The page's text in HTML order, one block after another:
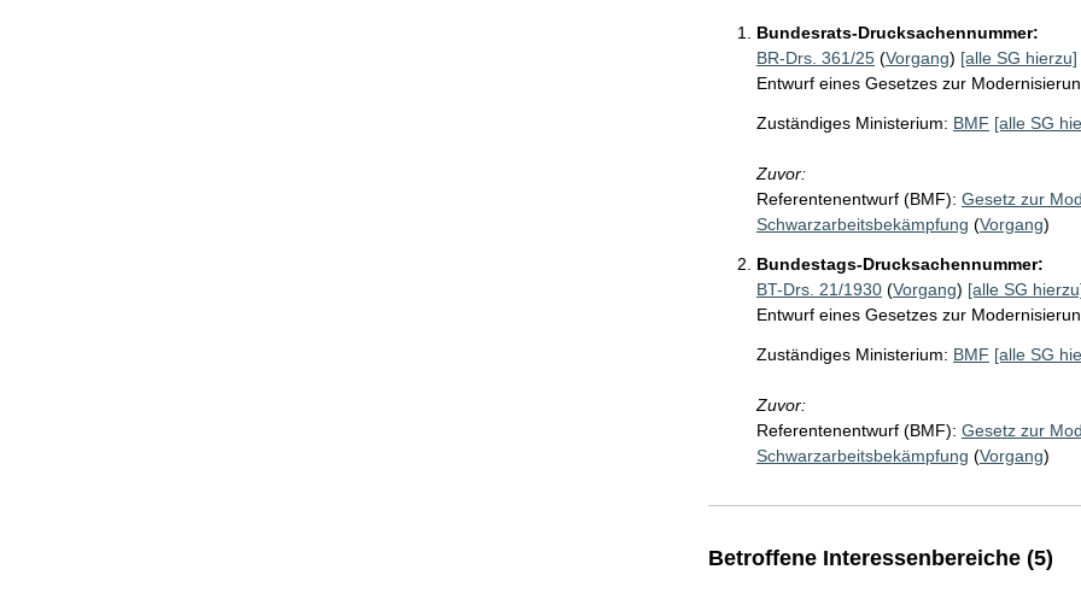
Bundesrats-Drucksachennummer:
BR-Drs. 361/25(Vorgang) [alle SG hierzu]
Entwurf eines Gesetzes zur
Zuständiges Ministerium: BMF [alle SG
Zuvor:
Referentenentwurf (BMF): Gesetz zur
Schwarzarbeitsbekämpfung (Vorgang)
Bundestags-Drucksachennummer:
BT-Drs. 21/1930(Vorgang) [alle SG
Entwurf eines Gesetzes zur
Zuständiges Ministerium: BMF [alle SG
Zuvor:
Referentenentwurf (BMF): Gesetz zur
Schwarzarbeitsbekämpfung (Vorgang)
Betroffene Interessenbereiche (5)